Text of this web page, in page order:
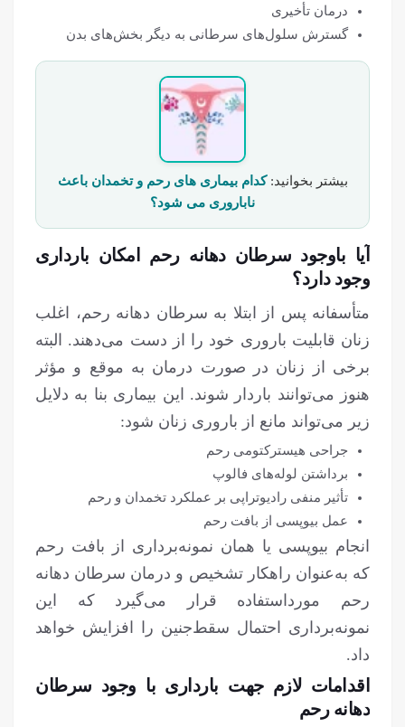
درمان تأخیری
گسترش سلول‌های سرطانی به دیگر بخش‌های بدن
بیشتر بخوانید:کدام بیماری های رحم و تخمدان باعث
ناباروری می شود؟
آیا باوجود سرطان دهانه رحم امکان بارداری
وجود دارد؟
متأسفانه پس از ابتلا به سرطان دهانه رحم، اغلب
زنان قابلیت باروری خود را از دست می‌دهند. البته
برخی از زنان در صورت درمان به موقع و مؤثر
هنوز می‌توانند باردار شوند. این بیماری بنا به دلایل
زیر می‌تواند مانع از باروری زنان شود:
جراحی هیسترکتومی رحم
برداشتن لوله‌های فالوپ
تأثیر منفی رادیوتراپی بر عملکرد تخمدان و رحم
عمل بیوپسی از بافت رحم
انجام بیوپسی یا همان نمونه‌برداری از بافت رحم
که به‌عنوان راهکار تشخیص و درمان سرطان دهانه
رحم مورداستفاده قرار می‌گیرد که این
نمونه‌برداری احتمال سقط‌جنین را افزایش خواهد
داد.
اقدامات لازم جهت بارداری با وجود سرطان
دهانه رحم